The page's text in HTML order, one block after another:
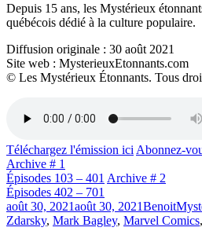
Depuis 15 ans, les Mystérieux
québécois dédié à la culture populaire.
Diffusion originale : 30 août 2021
Site web : MysterieuxEtonnants.com
© Les Mystérieux Étonnants. Tous
Téléchargez l'émission ici Abonnez-
Archive # 1
Épisodes 103 – 401 Archive # 2
Épisodes 402 – 701
Publié
le
août 30, 2021août 30, 2021Benoit
Zdarsky, Mark Bagley, Marvel Comics,